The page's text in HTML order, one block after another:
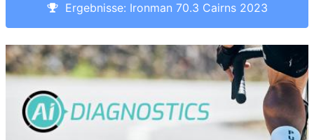
Ergebnisse: Ironman 70.3 Cairns 2023